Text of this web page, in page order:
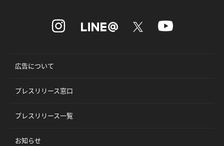
広告について
プレスリリース窓口
プレスリリース一覧
お知らせ